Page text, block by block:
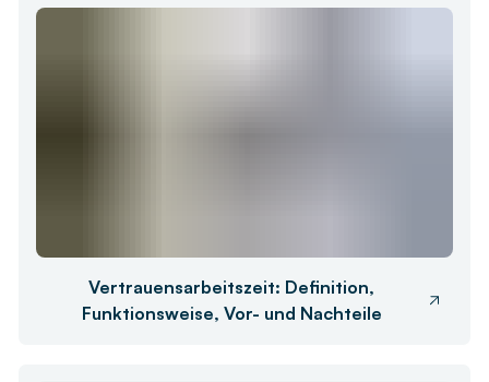
Vertrauensarbeitszeit: Definition,
Funktionsweise, Vor- und Nachteile